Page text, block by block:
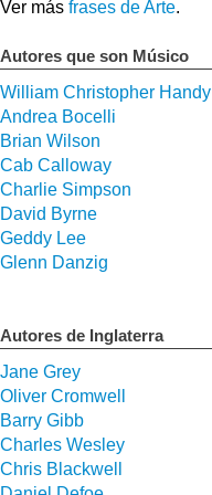
Ver más frases de Arte.
Autores que son Músico
William Christopher Handy
Andrea Bocelli
Brian Wilson
Cab Calloway
Charlie Simpson
David Byrne
Geddy Lee
Glenn Danzig
Autores de Inglaterra
Jane Grey
Oliver Cromwell
Barry Gibb
Charles Wesley
Chris Blackwell